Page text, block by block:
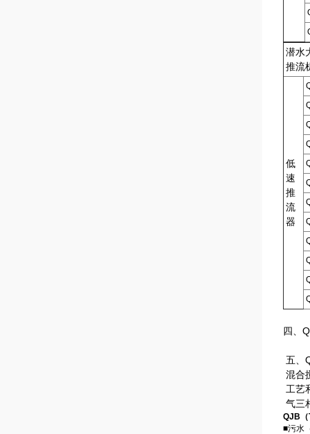
潜水
推流
低
速
推
流
器
四、
五、
混合
工艺
气三
QJB（
■污水